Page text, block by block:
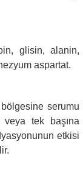
glisin, alanin,
aspartat.
serumu
veya tek başına
etkisi